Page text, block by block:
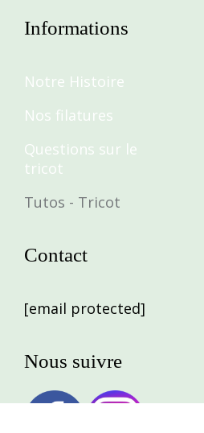
Informations
Notre Histoire
Nos filatures
Questions sur le
tricot
Tutos - Tricot
Contact
[email protected]
Nous suivre